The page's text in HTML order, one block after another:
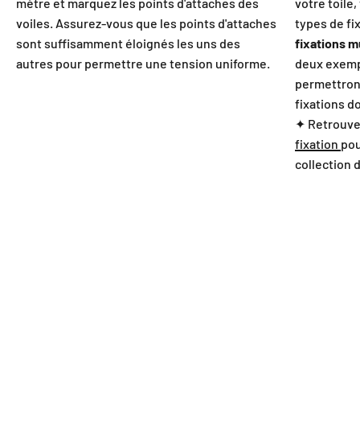
voiles. Assurez-vous que les points d'attaches
sont suffisamment éloignés les uns des
autres pour permettre une tension uniforme.
types de
fixations
deux
fixations
✦
fixation
collection